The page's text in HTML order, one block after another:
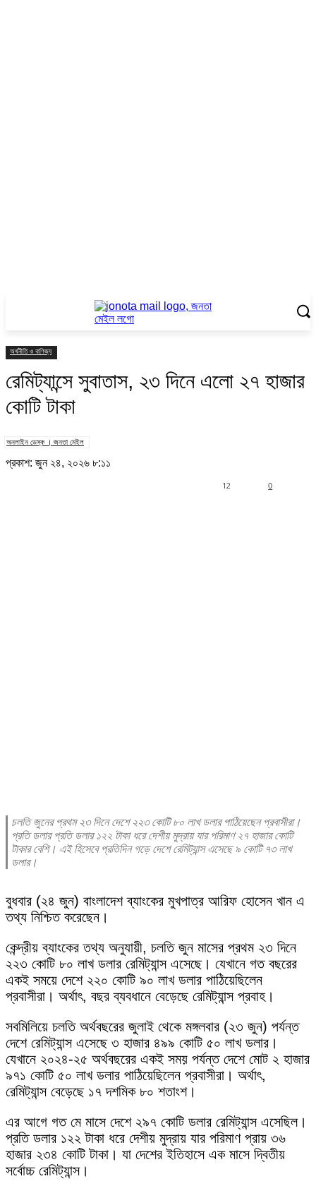
অর্থনীতি ও বাণিজ্য
রেমিট্যান্সে সুবাতাস, ২৩ দিনে এলো ২৭ হাজার
কোটি টাকা
অনলাইন ডেস্ক । জনতা মেইল
প্রকাশ: জুন ২৪, ২০২৬ ৮:১১
0
12
চলতি জুনের প্রথম ২৩ দিনে দেশে ২২৩ কোটি ৮০ লাখ ডলার পাঠিয়েছেন প্রবাসীরা।
প্রতি ডলার প্রতি ডলার ১২২ টাকা ধরে দেশীয় মুদ্রায় যার পরিমাণ ২৭ হাজার কোটি
টাকার বেশি। এই হিসেবে প্রতিদিন গড়ে দেশে রেমিট্যান্স এসেছে ৯ কোটি ৭৩ লাখ
ডলার।
বুধবার (২৪ জুন) বাংলাদেশ ব্যাংকের মুখপাত্র আরিফ হোসেন খান এ
তথ্য নিশ্চিত করেছেন।
কেন্দ্রীয় ব্যাংকের তথ্য অনুযায়ী, চলতি জুন মাসের প্রথম ২৩ দিনে
২২৩ কোটি ৮০ লাখ ডলার রেমিট্যান্স এসেছে। যেখানে গত বছরের
একই সময়ে দেশে ২২০ কোটি ৯০ লাখ ডলার পাঠিয়েছিলেন
প্রবাসীরা। অর্থাৎ, বছর ব্যবধানে বেড়েছে রেমিট্যান্স প্রবাহ।
সবমিলিয়ে চলতি অর্থবছরের জুলাই থেকে মঙ্গলবার (২৩ জুন) পর্যন্ত
দেশে রেমিট্যান্স এসেছে ৩ হাজার ৪৯৯ কোটি ৫০ লাখ ডলার।
যেখানে ২০২৪-২৫ অর্থবছরের একই সময় পর্যন্ত দেশে মোট ২ হাজার
৯৭১ কোটি ৫০ লাখ ডলার পাঠিয়েছিলেন প্রবাসীরা। অর্থাৎ,
রেমিট্যান্স বেড়েছে ১৭ দশমিক ৮০ শতাংশ।
এর আগে গত মে মাসে দেশে ২৯৭ কোটি ডলার রেমিট্যান্স এসেছিল।
প্রতি ডলার ১২২ টাকা ধরে দেশীয় মুদ্রায় যার পরিমাণ প্রায় ৩৬
হাজার ২৩৪ কোটি টাকা। যা দেশের ইতিহাসে এক মাসে দ্বিতীয়
সর্বোচ্চ রেমিট্যান্স।